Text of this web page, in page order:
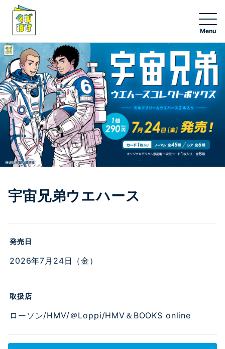
NEW
くじ一覧
グッズ一覧
エンタメチャンス賞応募
くじストオンライン
くじストアプリ
宇宙兄弟ウエハース
発売日
2026年7月24日（金）
取扱店
ローソン/HMV/＠Loppi/HMV＆BOOKS online